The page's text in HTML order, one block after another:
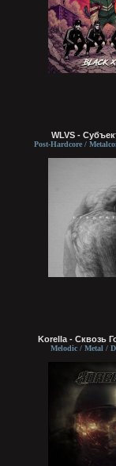
WLVS -
Post-Hardcore /
Korella - Сквозь
Melodic / Metal /